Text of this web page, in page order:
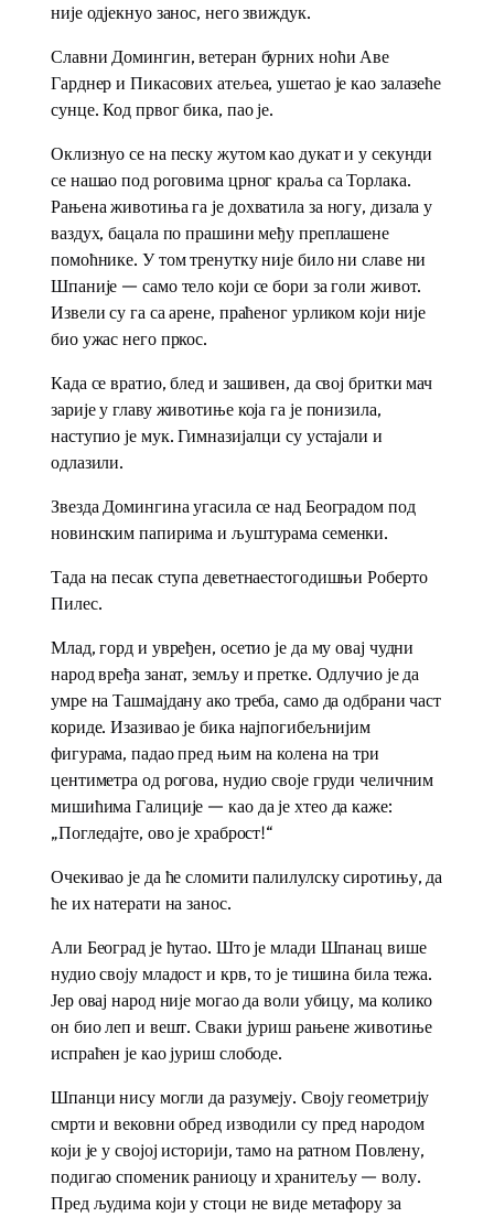
није одјекнуо занос, него звиждук.
Славни Домингин, ветеран бурних ноћи Аве
Гарднер и Пикасових атељеа, ушетао је као залазеће
сунце. Код првог бика, пао је.
Оклизнуо се на песку жутом као дукат и у секунди
се нашао под роговима црног краља са Торлака.
Рањена животиња га је дохватила за ногу, дизала у
ваздух, бацала по прашини међу преплашене
помоћнике. У том тренутку није било ни славе ни
Шпаније — само тело који се бори за голи живот.
Извели су га са арене, праћеног урликом који није
био ужас него пркос.
Када се вратио, блед и зашивен, да свој бритки мач
зарије у главу животиње која га је понизила,
наступио је мук. Гимназијалци су устајали и
одлазили.
Звезда Домингина угасила се над Београдом под
новинским папирима и љуштурама семенки.
Тада на песак ступа деветнаестогодишњи Роберто
Пилес.
Млад, горд и увређен, осетио је да му овај чудни
народ вређа занат, земљу и претке. Одлучио је да
умре на Ташмајдану ако треба, само да одбрани част
кориде. Изазивао је бика најпогибељнијим
фигурама, падао пред њим на колена на три
центиметра од рогова, нудио своје груди челичним
мишићима Галиције — као да је хтео да каже:
„Погледајте, ово је храброст!“
Очекивао је да ће сломити палилулску сиротињу, да
ће их натерати на занос.
Али Београд је ћутао. Што је млади Шпанац више
нудио своју младост и крв, то је тишина била тежа.
Јер овај народ није могао да воли убицу, ма колико
он био леп и вешт. Сваки јуриш рањене животиње
испраћен је као јуриш слободе.
Шпанци нису могли да разумеју. Своју геометрију
смрти и вековни обред изводили су пред народом
који је у својој историји, тамо на ратном Повлену,
подигао споменик раниоцу и хранитељу — волу.
Пред људима који у стоци не виде метафору за